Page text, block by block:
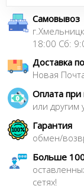
Самовывоз
18:00 Сб:
Доставка
Новая
Оплата при
или другим
Гарантия
обмен/
Больше
сетях!